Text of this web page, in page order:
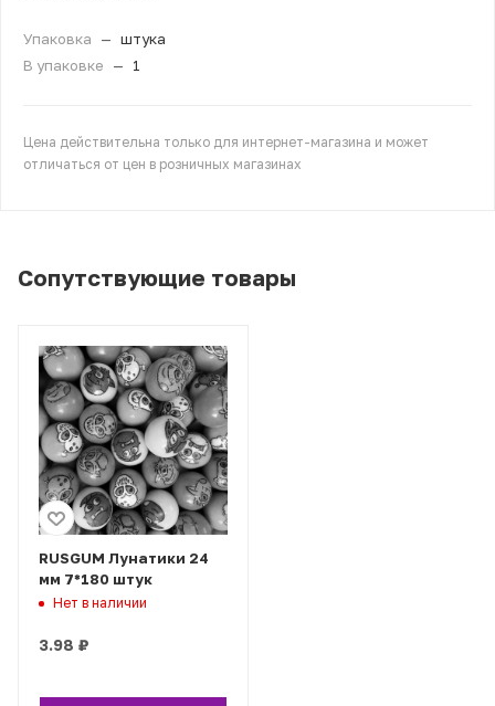
Упаковка — штука
В упаковке
— 1
Цена действительна только для интернет-магазина и может
отличаться от цен в розничных магазинах
Сопутствующие товары
RUSGUM Лунатики 24
мм 7*180 штук
Нет в наличии
3.98 ₽